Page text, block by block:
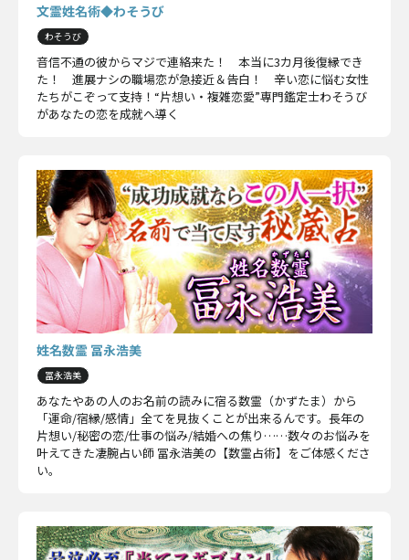
文霊姓名術◆わそうび
わそうび
音信不通の彼からマジで連絡来た！ 本当に3カ月後復縁でき
た！ 進展ナシの職場恋が急接近＆告白！ 辛い恋に悩む女性
たちがこぞって支持！“片想い・複雑恋愛”専門鑑定士わそうび
があなたの恋を成就へ導く
姓名数霊 冨永浩美
冨永浩美
あなたやあの人のお名前の読みに宿る数霊（かずたま）から
「運命/宿縁/感情」全てを見抜くことが出来るんです。長年の
片想い/秘密の恋/仕事の悩み/結婚への焦り……数々のお悩みを
叶えてきた凄腕占い師 冨永浩美の【数霊占術】をご体感くださ
い。